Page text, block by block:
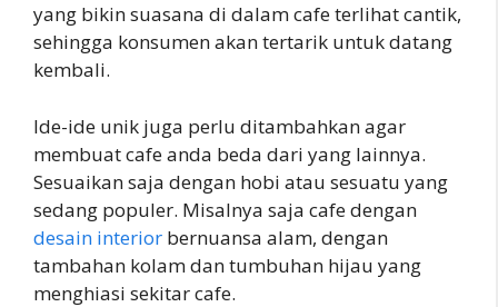
yang bikin suasana di dalam cafe terlihat cantik,
sehingga konsumen akan tertarik untuk datang
kembali.
Ide-ide unik juga perlu ditambahkan agar
membuat cafe anda beda dari yang lainnya.
Sesuaikan saja dengan hobi atau sesuatu yang
sedang populer. Misalnya saja cafe dengan
desain interior bernuansa alam, dengan
tambahan kolam dan tumbuhan hijau yang
menghiasi sekitar cafe.